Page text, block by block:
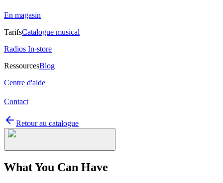
En magasin
TarifsCatalogue musical
Radios In-store
RessourcesBlog
Centre d'aide
Contact
Retour au catalogue
What You Can Have